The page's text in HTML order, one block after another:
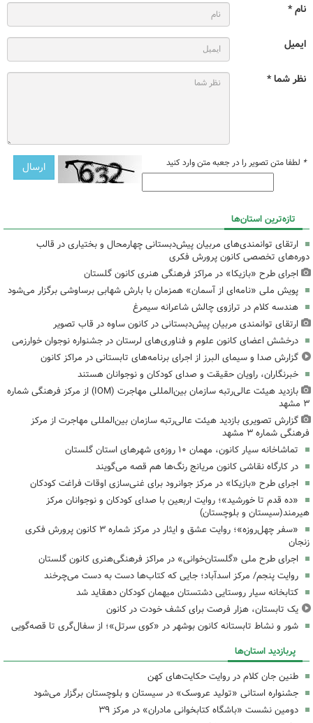
نام *
ایمیل
نظر شما *
* لطفا متن تصویر را در جعبه متن وارد کنید
تازه‌ترین استان‌ها
ارتقای توانمندی‌های مربیان پیش‌دبستانی چهارمحال و بختیاری در قالب
دوره‌های تخصصی کانون پرورش فکری
اجرای طرح «بازیکا» در مراکز فرهنگی هنری کانون گلستان
پویش ملی «نامه‌ای از آسمان» همزمان با بارش شهابی برساوشی برگزار می‌شود
هندسه کلام در ترازوی چالش شاعرانه سیمرغ
ارتقای توانمندی مربیان پیش‌دبستانی در کانون ساوه در قاب تصویر
درخشش اعضای کانون علوم و فناوری‌های لرستان در جشنواره نوجوان خوارزمی
گزارش صدا و سیمای البرز از اجرای برنامه‌های تابستانی در مراکز کانون
خبرنگاران، راویان حقیقت و صدای کودکان و نوجوانان هستند
بازدید هیئت عالی‌رتبه سازمان بین‌المللی مهاجرت (IOM) از مرکز فرهنگی شماره
۳ مشهد
گزارش تصویری بازدید هیئت عالی‌رتبه سازمان بین‌المللی مهاجرت از مرکز
فرهنگی شماره ۳ مشهد
تماشاخانه سیار کانون، مهمان ۱۰ روزه‌ی شهرهای استان گلستان
در کارگاه نقاشی کانون مریانج رنگ‌ها هم قصه می‌گویند
اجرای طرح «بازیکا» در مرکز جوانرود برای غنی‌سازی اوقات فراغت کودکان
«ده قدم تا خورشید»؛ روایت اربعین با صدای کودکان و نوجوانان مرکز
هیرمند(سیستان و بلوچستان)
«سفر چهل‌روزه»؛ روایت عشق و ایثار در مرکز شماره ۳ کانون پرورش فکری
زنجان
اجرای طرح ملی «گلستان‌خوانی» در مراکز فرهنگی‌هنری کانون گلستان
روایت پنجم/ مرکز اسدآباد؛ جایی که کتاب‌ها دست به دست می‌چرخند
کتابخانه سیار روستایی دشتستان میهمان کودکان دهقاید شد
یک تابستان، هزار فرصت برای کشف خودت در کانون
شور و نشاط تابستانه کانون بوشهر در «کوی سرتل»؛ از سفال‌گری تا قصه‌گویی
پربازدید استان‌ها
طنین جان کلام در روایت حکایت‌های کهن
جشنواره استانی «تولید عروسک» در سیستان و بلوچستان برگزار می‌شود
دومین نشست «باشگاه کتابخوانی مادران» در مرکز ۳۹